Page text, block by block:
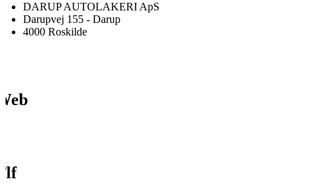
DARUP AUTOLAKERI ApS
Darupvej 155 - Darup
4000 Roskilde